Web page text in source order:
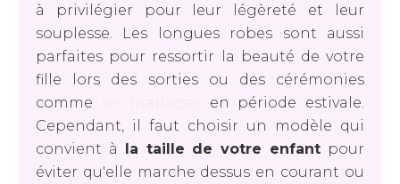
à privilégier pour leur légèreté et leur
souplesse. Les longues robes sont aussi
parfaites pour ressortir la beauté de votre
fille lors des sorties ou des cérémonies
comme
en période estivale.
Cependant, il faut choisir un modèle qui
convient à la taille de votre enfant pour
éviter qu'elle marche dessus en courant ou